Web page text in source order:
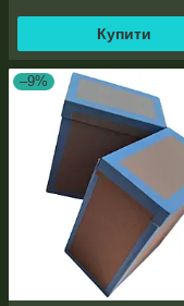
Купити
–9%